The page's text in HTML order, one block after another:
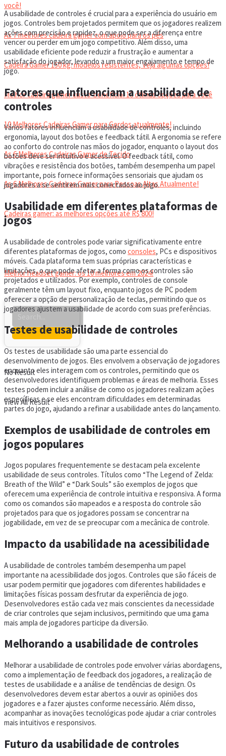
você!
As 7 melhores cadeira gamer com apoio para os pés
Cadeira Gamer 150 kg: modelos resistentes, Veja algumas opções!
Melhor cadeira gamer custo-benefício: 10 ótimas opções para você
10 Melhores Cadeiras Gamer para Gordos atualmente!
As 6 Melhores Cadeiras Gamer de Tecido
As 6 Melhores Cadeiras Gamer para Pessoas Altas Atualmente!
Cadeiras gamer: as melhores opções até R$ 800!
HEADSET
Melhor headset gamer: os 10 melhores em 2024!
No Result
View All Result
A usabilidade de controles é crucial para a experiência do usuário em
jogos. Controles bem projetados permitem que os jogadores realizem
ações com precisão e rapidez, o que pode ser a diferença entre
vencer ou perder em um jogo competitivo. Além disso, uma
usabilidade eficiente pode reduzir a frustração e aumentar a
satisfação do jogador, levando a um maior engajamento e tempo de
jogo.
Fatores que influenciam a usabilidade de
controles
Vários fatores influenciam a usabilidade de controles, incluindo
ergonomia, layout dos botões e feedback tátil. A ergonomia se refere
ao conforto do controle nas mãos do jogador, enquanto o layout dos
botões deve ser intuitivo e acessível. O feedback tátil, como
vibrações e resistência dos botões, também desempenha um papel
importante, pois fornece informações sensoriais que ajudam os
jogadores a se sentirem mais conectados ao jogo.
Usabilidade em diferentes plataformas de
jogos
A usabilidade de controles pode variar significativamente entre
diferentes plataformas de jogos, como consoles, PCs e dispositivos
móveis. Cada plataforma tem suas próprias características e
limitações, o que pode afetar a forma como os controles são
projetados e utilizados. Por exemplo, controles de console
geralmente têm um layout fixo, enquanto jogos de PC podem
oferecer a opção de personalização de teclas, permitindo que os
jogadores ajustem a usabilidade de acordo com suas preferências.
Testes de usabilidade de controles
Os testes de usabilidade são uma parte essencial do
desenvolvimento de jogos. Eles envolvem a observação de jogadores
enquanto eles interagem com os controles, permitindo que os
desenvolvedores identifiquem problemas e áreas de melhoria. Esses
testes podem incluir a análise de como os jogadores realizam ações
específicas e se eles encontram dificuldades em determinadas
partes do jogo, ajudando a refinar a usabilidade antes do lançamento.
Exemplos de usabilidade de controles em
jogos populares
Jogos populares frequentemente se destacam pela excelente
usabilidade de seus controles. Títulos como “The Legend of Zelda:
Breath of the Wild” e “Dark Souls” são exemplos de jogos que
oferecem uma experiência de controle intuitiva e responsiva. A forma
como os comandos são mapeados e a resposta do controle são
projetados para que os jogadores possam se concentrar na
jogabilidade, em vez de se preocupar com a mecânica de controle.
Impacto da usabilidade na acessibilidade
A usabilidade de controles também desempenha um papel
importante na acessibilidade dos jogos. Controles que são fáceis de
usar podem permitir que jogadores com diferentes habilidades e
limitações físicas possam desfrutar da experiência de jogo.
Desenvolvedores estão cada vez mais conscientes da necessidade
de criar controles que sejam inclusivos, permitindo que uma gama
mais ampla de jogadores participe da diversão.
Melhorando a usabilidade de controles
Melhorar a usabilidade de controles pode envolver várias abordagens,
como a implementação de feedback dos jogadores, a realização de
testes de usabilidade e a análise de tendências de design. Os
desenvolvedores devem estar abertos a ouvir as opiniões dos
jogadores e a fazer ajustes conforme necessário. Além disso,
acompanhar as inovações tecnológicas pode ajudar a criar controles
mais intuitivos e responsivos.
Futuro da usabilidade de controles